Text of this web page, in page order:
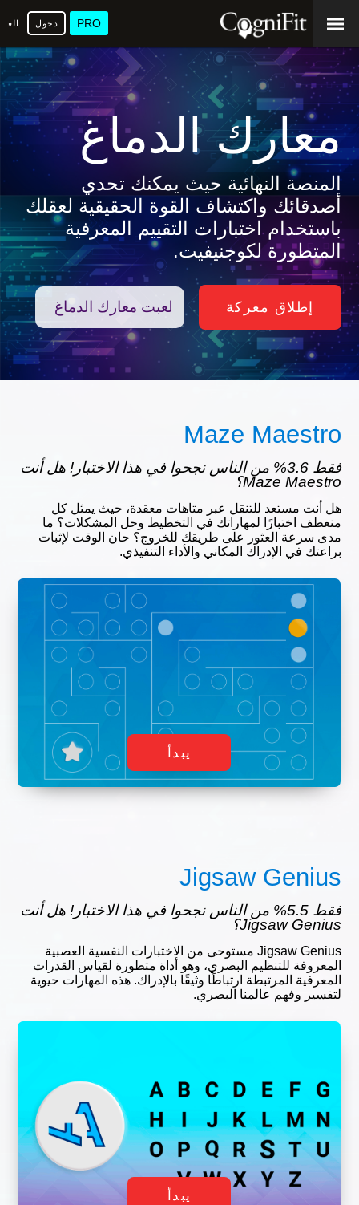
PRO دخول
معارك الدماغ
المنصة النهائية حيث يمكنك تحدي
أصدقائك واكتشاف القوة الحقيقية لعقلك
باستخدام اختبارات التقييم المعرفية
المتطورة لكوجنيفيت.
إطلاق معركة لعبت معارك الدماغ
Maze Maestro
فقط 3.6% من الناس نجحوا في هذا الاختبار! هل أنت
Maze Maestro؟
هل أنت مستعد للتنقل عبر متاهات معقدة، حيث يمثل كل
منعطف اختبارًا لمهاراتك في التخطيط وحل المشكلات؟ ما
مدى سرعة العثور على طريقك للخروج؟ حان الوقت لإثبات
براعتك في الإدراك المكاني والأداء التنفيذي.
يبدأ
Jigsaw Genius
فقط 5.5% من الناس نجحوا في هذا الاختبار! هل أنت
Jigsaw Genius؟
Jigsaw Genius مستوحى من الاختبارات النفسية العصبية
المعروفة للتنظيم البصري، وهو أداة متطورة لقياس القدرات
المعرفية المرتبطة ارتباطًا وثيقًا بالإدراك. هذه المهارات حيوية
لتفسير وفهم عالمنا البصري.
يبدأ